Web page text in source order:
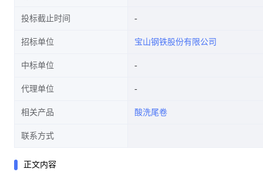
投标截止时间
招标单位 宝山钢铁股份有限公司
中标单位
代理单位
相关产品 酸洗尾卷
联系方式
正文内容